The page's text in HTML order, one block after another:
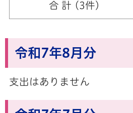
合 計 (3件)
令和7年8月分
支出はありません